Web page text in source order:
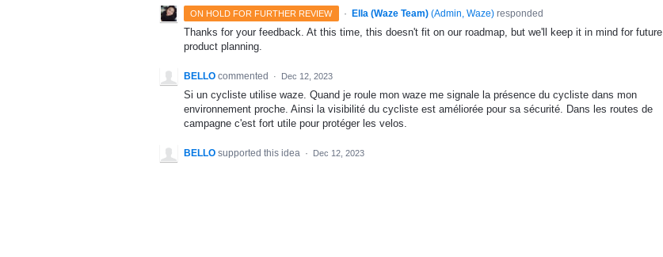
ON HOLD FOR FURTHER REVIEW · Ella (Waze Team) (Admin, Waze)responded
Thanks for your feedback. At this time, this doesn't fit on our roadmap, but we'll keep it in mind for future
product planning.
BELLO commented · Dec 12, 2023
Si un cycliste utilise waze. Quand je roule mon waze me signale la présence du cycliste dans mon
environnement proche. Ainsi la visibilité du cycliste est améliorée pour sa sécurité. Dans les routes de
campagne c'est fort utile pour protéger les velos.
BELLO supported this idea · Dec 12, 2023